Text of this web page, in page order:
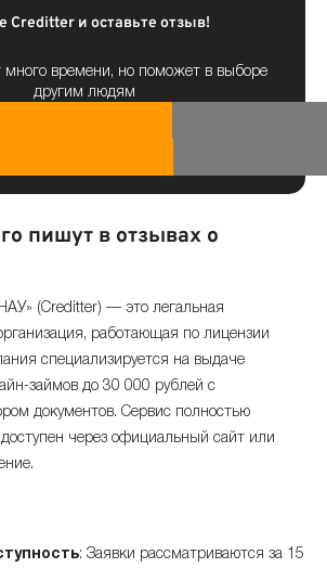
Creditter и оставьте отзыв!
много времени, но поможет в выборе
другим людям
пишут в отзывах о
(Creditter) — это легальная
работающая по лицензии
специализируется на выдаче
займов до 30 000 рублей с
документов. Сервис полностью
через официальный сайт или
: Заявки рассматриваются за 15